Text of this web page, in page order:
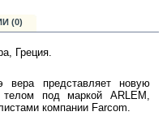
(0)
Греция.
представляет новую
под маркой ARLEM,
компании Farcom.